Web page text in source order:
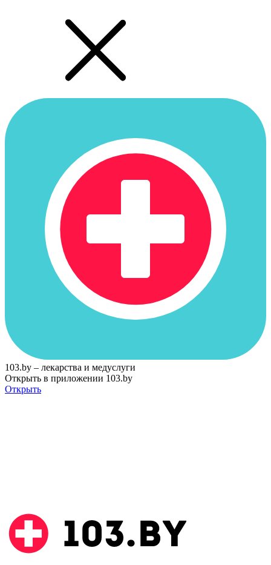
103.by – лекарства и медуслуги
Открыть в приложении 103.by
Открыть